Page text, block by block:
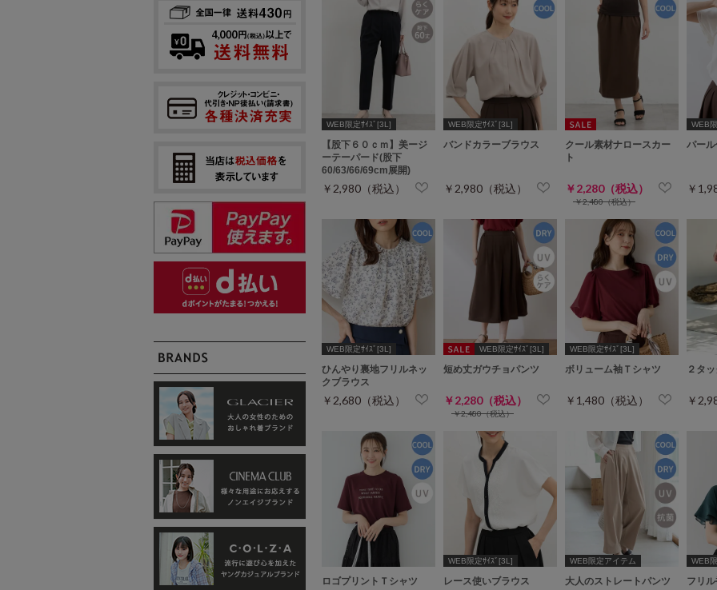
WEB限定ｻｲｽﾞ[3L]
【股下６０ｃｍ】美ージ
ーテーパード(股下
60/63/66/69cm展開)
￥2,980（税込）
WEB限定ｻｲｽﾞ[3L]
バンドカラーブラウス
￥2,980（税込）
クール素材ナロースカー
ト
￥2,280（税込）
￥2,480（税込）
WEB
パー
￥
WEB限定ｻｲｽﾞ[3L]
ひんやり裏地フリルネッ
クブラウス
￥2,680（税込）
WEB限定ｻｲｽﾞ[3L]
短め丈ガウチョパンツ
￥2,280（税込）
￥2,480（税込）
WEB限定ｻｲｽﾞ[3L]
ボリューム袖Ｔシャツ
￥1,480（税込）
２タ
￥
ロゴプリントＴシャツ
WEB限定ｻｲｽﾞ[3L]
レース使いブラウス
WEB限定アイテム
大人のストレートパンツ
WEB
フリ